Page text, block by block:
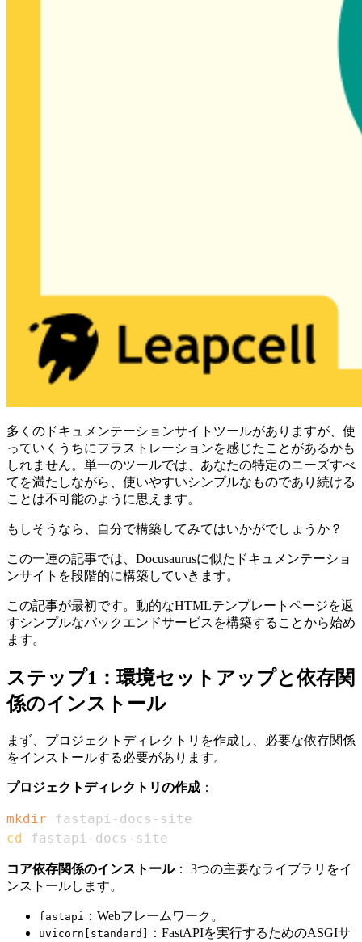
多くのドキュメンテーションサイトツールがありますが、使
っていくうちにフラストレーションを感じたことがあるかも
しれません。単一のツールでは、あなたの特定のニーズすべ
てを満たしながら、使いやすいシンプルなものであり続ける
ことは不可能のように思えます。
もしそうなら、自分で構築してみてはいかがでしょうか？
この一連の記事では、Docusaurusに似たドキュメンテーショ
ンサイトを段階的に構築していきます。
この記事が最初です。動的なHTMLテンプレートページを返
すシンプルなバックエンドサービスを構築することから始め
ます。
ステップ1：環境セットアップと依存関
係のインストール
まず、プロジェクトディレクトリを作成し、必要な依存関係
をインストールする必要があります。
プロジェクトディレクトリの作成 ：
mkdir
cd fastapi-docs-site
コア依存関係のインストール： 3つの主要なライブラリをイ
ンストールします。
fastapi ：Webフレームワーク。
uvicorn[standard]
：FastAPIを実行するためのASGIサ